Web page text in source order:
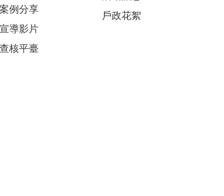
例分享
導影片
核平臺
戶政花絮